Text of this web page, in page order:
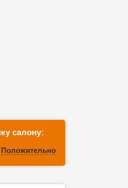
салону:
Положительно